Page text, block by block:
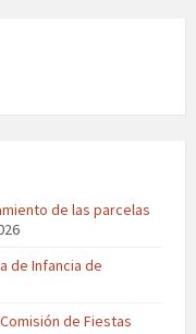
de las parcelas
de Infancia de
de Fiestas